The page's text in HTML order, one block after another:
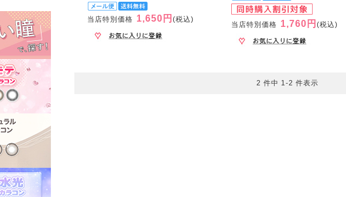
当店特別価格 1,650円(税込)
当店特別価格 1,760円(税込)
2 件中 1-2 件表示